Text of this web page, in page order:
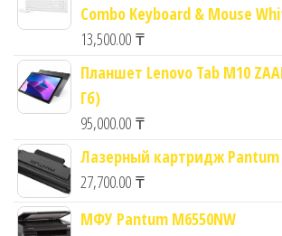
Combo Keyboard & Mouse
13,500.00 ₸
Планшет Lenovo Tab M10
Гб)
95,000.00 ₸
Лазерный картридж Pantum
27,700.00 ₸
МФУ Pantum M6550NW